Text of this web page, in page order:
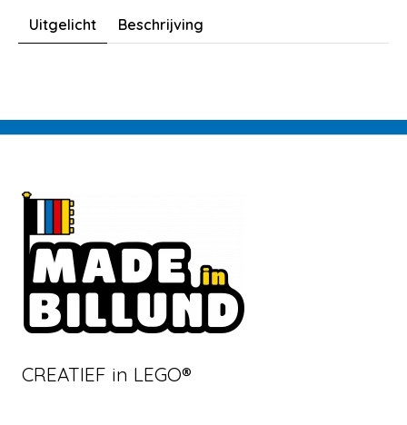
Uitgelicht Beschrijving
CREATIEF in LEGO®